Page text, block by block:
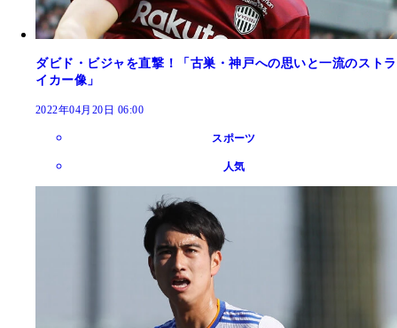
ダビド・ビジャを直撃！「古巣・神戸への思いと一流のストラ
イカー像」
2022年04月20日 06:00
スポーツ
人気